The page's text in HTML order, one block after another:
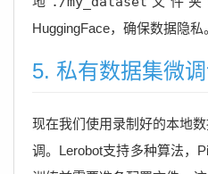
HuggingFace，确保数据隐私
5. 私有数据集微
现在我们使用录制好的本地
调。Lerobot支持多种算法，